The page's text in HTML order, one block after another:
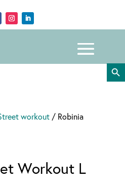
Search
workout/ Robinia
Workout L